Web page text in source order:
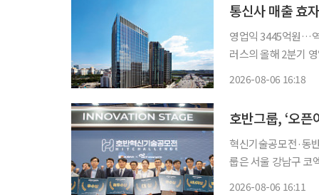
통신사 매출 효
영업익 3445억원…역
러스의 올해 2분기
2026-08-06 16:18
호반그룹, ‘오
혁신기술공모전·동반
룹은 서울 강남구 코
2026-08-06 16:11